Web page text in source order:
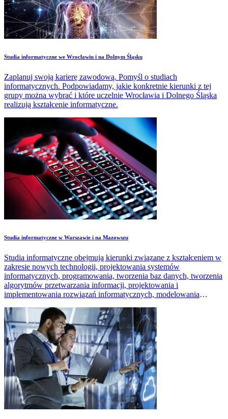
Studia informatyczne we Wrocławiu i na Dolnym Śląsku
Zaplanuj swoją karierę zawodową. Pomyśl o studiach
informatycznych. Podpowiadamy, jakie konkretnie kierunki z tej
grupy można wybrać i które uczelnie Wrocławia i Dolnego Śląska
realizują kształcenie informatyczne.
Studia informatyczne w Warszawie i na Mazowszu
Studia informatyczne obejmują kierunki związane z kształceniem w
zakresie nowych technologii, projektowania systemów
informatycznych, programowania, tworzenia baz danych, tworzenia
algorytmów przetwarzania informacji, projektowania i
implementowania rozwiązań informatycznych, modelowania